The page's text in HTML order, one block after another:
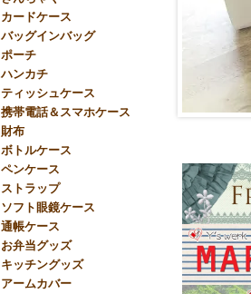
カードケース
バッグインバッグ
ポーチ
ハンカチ
ティッシュケース
携帯電話＆スマホケース
財布
ボトルケース
ペンケース
ストラップ
ソフト眼鏡ケース
通帳ケース
お弁当グッズ
キッチングッズ
アームカバー